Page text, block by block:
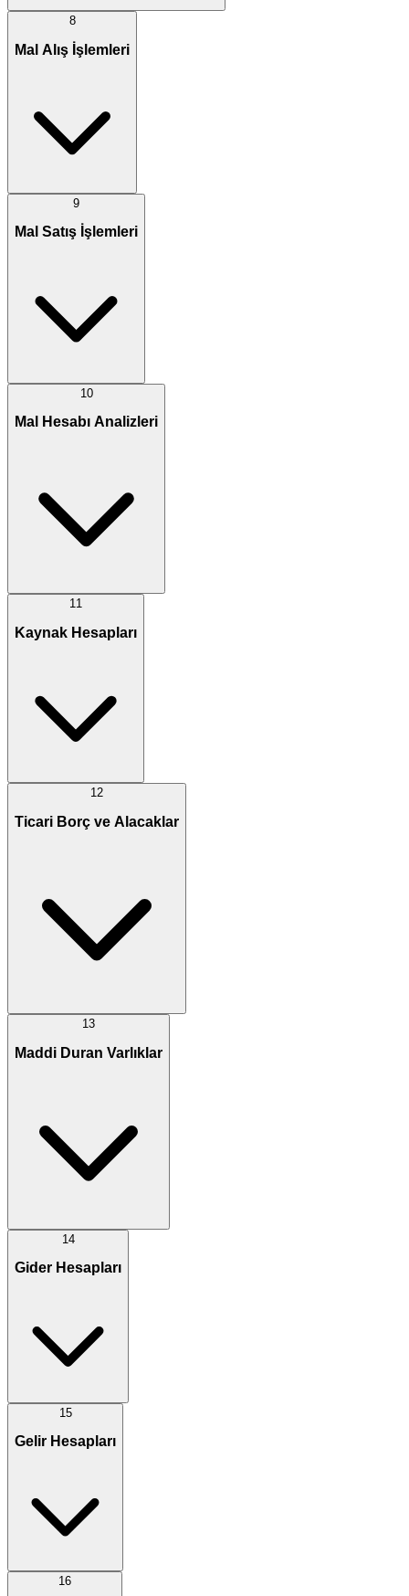
8
Mal Alış İşlemleri
9
Mal Satış İşlemleri
10
Mal Hesabı Analizleri
11
Kaynak Hesapları
12
Ticari Borç ve Alacaklar
13
Maddi Duran Varlıklar
14
Gider Hesapları
15
Gelir Hesapları
16